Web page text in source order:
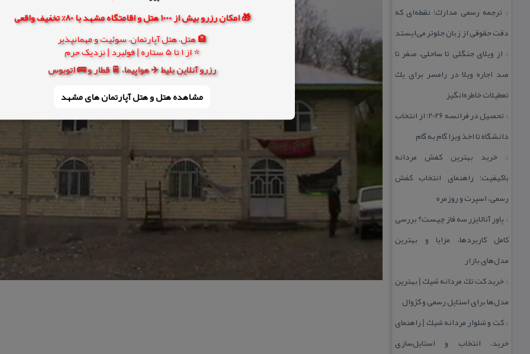
🎁 امکان رزرو بیش از 1000 هتل و اقامتگاه مشهد با 80% تخفیف واقعی
🏨 هتل، هتل آپارتمان، سوئیت و مهمانپذیر
⭐ از 1 تا 5 ستاره | فولبرد | نزدیک حرم
رزرو آنلاین بلیط ✈️ هواپیما، 🚆 قطار و 🚌 اتوبوس
مشاهده هتل و هتل‌ آپارتمان های مشهد
:: ترجمه رسمی مدارك؛ نقطه‌ای كه
دقت حقوقی از زبان جلوتر می‌ایستد
:: از ویلای جنگلی تا ساحلی، صفر تا
صد اجاره ویلا در رامسر برای یك
تعطیلات خاطره‌انگیز
::
تحصیل در فرانسه 2026؛ از انتخاب
دانشگاه تا اخذ ویزا گام به گام
::خرید بهترین كفش مردانه
باكیفیت؛ راهنمای انتخاب كفش
رسمی، اسپرت و روزمره
:: پاور آنالایزر سه فاز چیست؟ بررسی
كامل كاربردها، مزایا و بهترین
مدل‌های بازار
::خرید كت تك مردانه شیك | بهترین
مدل‌ها برای استایل رسمی و كژوال
::كت و شلوار مردانه شیك | راهنمای
خرید، انتخاب و استایل‌سازی